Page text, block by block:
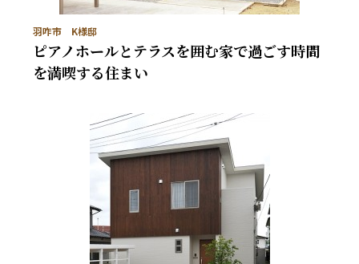
羽咋市 K様邸
ピアノホールとテラスを囲む家で過ごす時間
を満喫する住まい